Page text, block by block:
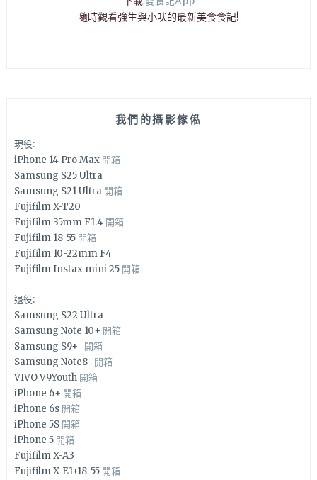
隨時觀看強生與小吠的最新美食食記!
我們的攝影傢俬
現役:
iPhone 14 Pro Max 開箱
Samsung S25 Ultra
Samsung S21 Ultra 開箱
Fujifilm X-T20
Fujifilm 35mm F1.4 開箱
Fujifilm 18-55 開箱
Fujifilm 10-22mm F4
Fujifilm Instax mini 25 開箱
退役:
Samsung S22 Ultra
Samsung Note 10+ 開箱
Samsung S9+ 開箱
Samsung Note8 開箱
VIVO V9Youth 開箱
iPhone 6+ 開箱
iPhone 6s 開箱
iPhone 5S 開箱
iPhone 5 開箱
Fujifilm X-A3
Fujifilm X-E1+18-55 開箱